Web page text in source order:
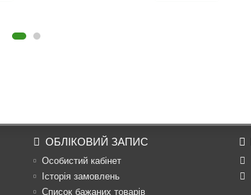
ОБЛІКОВИЙ ЗАПИС
Особистий кабінет
Історія замовлень
Список бажаних товарів